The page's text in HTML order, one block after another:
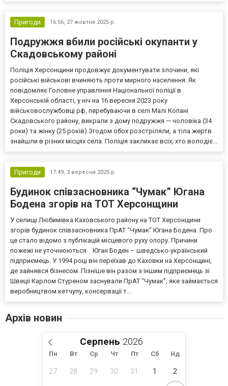
Пригоди 16:56, 27 жовтня 2025 р.
Подружжя вбили російські окупанти у
Скадовському районі
Поліція Херсонщини продовжує документувати злочини, які
російські військові вчиняють проти мирного населення. Як
повідомляє Головне управління Національної поліції в
Херсонській області, у ніч на 16 вересня 2023 року
військовослужбовці рф, перебуваючи в селі Малі Копані
Скадовського району, викрали з дому подружжя — чоловіка (34
роки) та жінку (25 років).Згодом обох розстріляли, а тіла жертв
знайшли в різних місцях села. Поліція закликає всіх, хто володіє...
Пригоди 17:49, 3 вересня 2025 р.
Будинок співзасновника “Чумак” Югана
Бодена згорів на ТОТ Херсонщини
У селищі Любимівка Каховського району на ТОТ Херсонщини
згорів будинок співзасновника ПрАТ “Чумак” Югана Бодена. Про
це стало відомо з публікацій місцевого руху опору. Причини
пожежі не уточнюються. Юган Боден – шведсько-український
підприємець. У 1994 році він переїхав до Каховки на Херсонщині,
де зайнявся бізнесом. Пізніше він разом з іншим підприємець зі
Швеції Карлом Стуреном заснували ПрАТ “Чумак”, яке займається
виробництвом кетчупу, консервації т...
Архів новин
Серпень
Пн Вт Ср Чт Пт Сб Нд
27 28 29 30 31 1 2